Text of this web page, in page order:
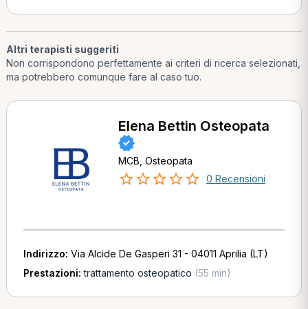
Altri terapisti suggeriti
Non corrispondono perfettamente ai criteri di ricerca selezionati,
ma potrebbero comunque fare al caso tuo.
Elena Bettin Osteopata
MCB, Osteopata
0 Recensioni
Indirizzo: Via Alcide De Gasperi 31 - 04011 Aprilia (LT)
Prestazioni:trattamento osteopatico (55 min)